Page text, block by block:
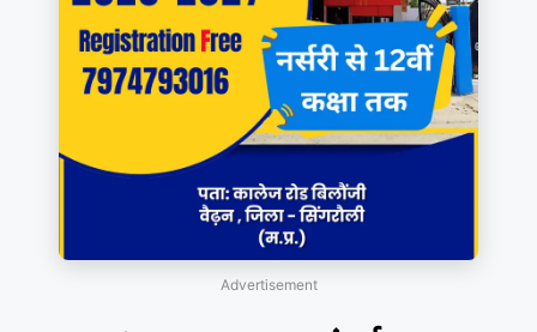
Advertisement